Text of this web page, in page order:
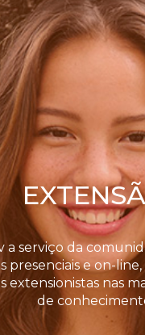
a serviço da
presenciais e on-
extensionistas nas
de